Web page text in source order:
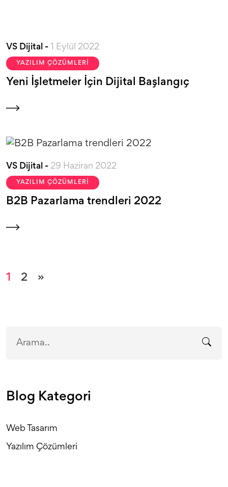
VS Dijital - 1 Eylül 2022
YAZILIM ÇÖZÜMLERI
Yeni İşletmeler İçin Dijital Başlangıç
VS Dijital - 29 Haziran 2022
YAZILIM ÇÖZÜMLERI
B2B Pazarlama trendleri 2022
1 2 »
Blog Kategori
Web Tasarım
Yazılım Çözümleri